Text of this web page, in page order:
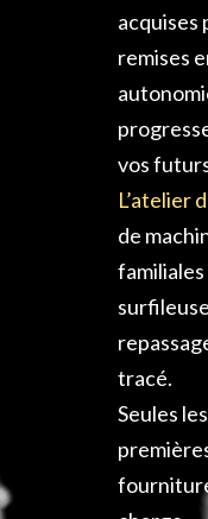
remises
vos
L’atelier
de
tracé.
Seules